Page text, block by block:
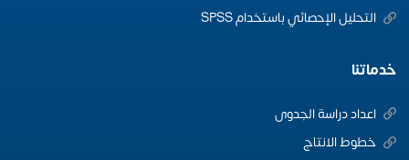
التحليل الإحصائي باستخدام SPSS
خدماتنا
اعداد دراسة الجدوى
خطوط الانتاج